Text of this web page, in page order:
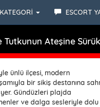
ESCORT
Ateşine
ünlü ilçesi, modern
bir sikiş destanına
Gündüzleri plajda
ve dalga sesleriyle